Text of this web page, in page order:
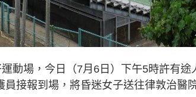
動場，今日（7月6日）下午5時許有
接報到場，將昏迷女子送往律敦治醫